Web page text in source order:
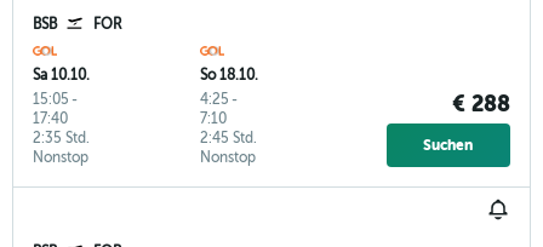
BSB FOR
Sa 10.10.
15:05 -
17:40
Nonstop
2:35 Std.
So 18.10.
4:25 -
7:10
Nonstop
2:45 Std.
€ 288
Suchen